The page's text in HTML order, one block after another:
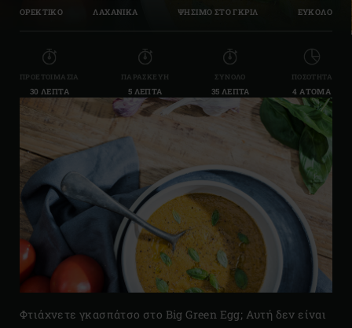
ΟΡΕΚΤΙΚΟ ΛΑΧΑΝΙΚΑ ΨΗΣΙΜΟ ΣΤΟ ΓΚΡΙΛ ΕΥΚΟΛΟ
ΠΡΟΕΤΟΙΜΑΣΊΑ
30 ΛΕΠΤΆ
ΠΑΡΑΣΚΕΥΉ
5 ΛΕΠΤΆ
ΣΎΝΟΛΟ
35 ΛΕΠΤΆ
ΠΟΣΌΤΗΤΑ
4 ΆΤΟΜΑ
Φτιάχνετε γκασπάτσο στο Big Green Egg; Αυτή δεν είναι